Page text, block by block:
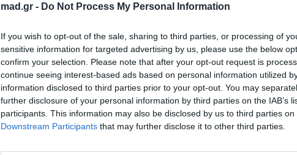
mad.gr - Do Not Process My Personal Information
If you wish to opt-out of the sale, sharing to third parties, or processing of
sensitive information for targeted advertising by us, please use the below
confirm your selection. Please note that after your opt-out request is
continue seeing interest-based ads based on personal information utilized
information disclosed to third parties prior to your opt-out. You may
further disclosure of your personal information by third parties on the IAB’s
participants. This information may also be disclosed by us to third parties on
Downstream Participants that may further disclose it to other third parties.